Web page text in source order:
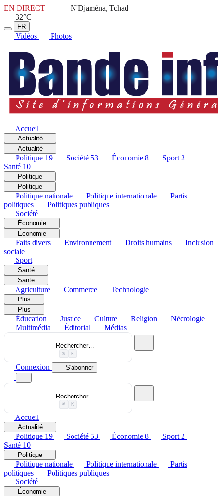
EN DIRECT
N'Djaména, Tchad
32°C
FR
Vidéos Photos
Accueil
Actualité
Actualité
Politique 19 Société 53 Économie 8 Sport 2
Santé 10
Politique
Politique
Politique nationale Politique internationale
Partis
politiques
Politiques publiques
Société
Économie
Économie
Faits divers Environnement Droits humains
Inclusion
sociale
Sport
Santé
Santé
Agriculture Commerce Technologie
Plus
Plus
Éducation Justice Culture Religion
Nécrologie
Multimédia
Éditorial Médias
Rechercher…
⌘ K
Connexion S'abonner
Rechercher…
⌘ K
Accueil
Actualité
Politique 19 Société 53 Économie 8 Sport 2
Santé 10
Politique
Politique nationale Politique internationale
Partis
politiques
Politiques publiques
Société
Économie